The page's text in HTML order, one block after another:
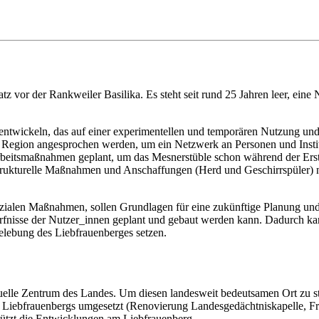
vor der Rankweiler Basilika. Es steht seit rund 25 Jahren leer, eine
das auf einer experimentellen und temporären Nutzung
angesprochen werden, um ein Netzwerk an Personen und
geplant, um das Mesnerstüble schon während der
Maßnahmen und Anschaffungen (Herd und
Maßnahmen, sollen Grundlagen für eine zukünftige Planung
der Nutzer_innen geplant und gebaut werden kann. Dadurch
des Liebfrauenberges setzen.
Zentrum des Landes. Um diesen landesweit bedeutsamen Ort zu
umgesetzt (Renovierung Landesgedächtniskapelle,